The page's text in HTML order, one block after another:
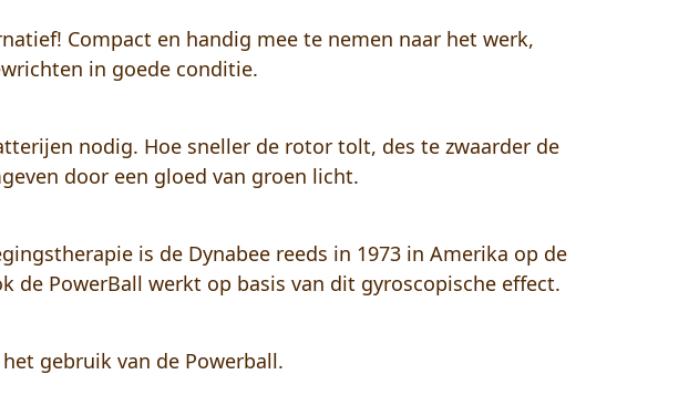
Compact en handig mee te nemen naar het werk,
in goede conditie.
nodig. Hoe sneller de rotor tolt, des te zwaarder de
door een gloed van groen licht.
is de Dynabee reeds in 1973 in Amerika op de
de PowerBall werkt op basis van dit gyroscopische effect.
gebruik van de Powerball.